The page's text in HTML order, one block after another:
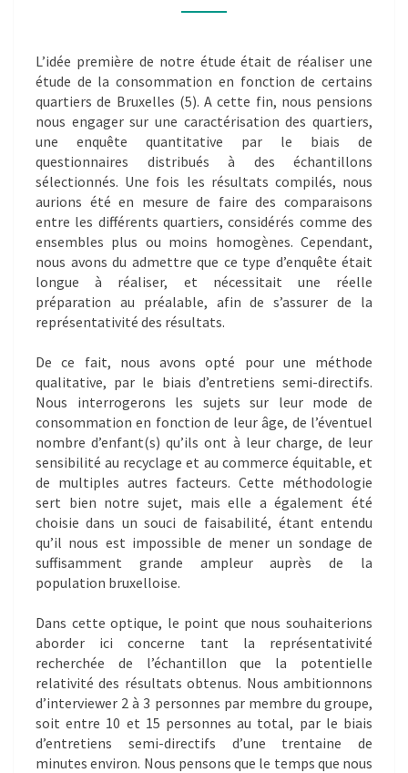
L’idée première de notre étude était de réaliser une
étude de la consommation en fonction de certains
quartiers de Bruxelles (5). A cette fin, nous pensions
nous engager sur une caractérisation des quartiers,
une enquête quantitative par le biais de
questionnaires distribués à des échantillons
sélectionnés. Une fois les résultats compilés, nous
aurions été en mesure de faire des comparaisons
entre les différents quartiers, considérés comme des
ensembles plus ou moins homogènes. Cependant,
nous avons du admettre que ce type d’enquête était
longue à réaliser, et nécessitait une réelle
préparation au préalable, afin de s’assurer de la
représentativité des résultats.
De ce fait, nous avons opté pour une méthode
qualitative, par le biais d’entretiens semi-directifs.
Nous interrogerons les sujets sur leur mode de
consommation en fonction de leur âge, de l’éventuel
nombre d’enfant(s) qu’ils ont à leur charge, de leur
sensibilité au recyclage et au commerce équitable, et
de multiples autres facteurs. Cette méthodologie
sert bien notre sujet, mais elle a également été
choisie dans un souci de faisabilité, étant entendu
qu’il nous est impossible de mener un sondage de
suffisamment grande ampleur auprès de la
population bruxelloise.
Dans cette optique, le point que nous souhaiterions
aborder ici concerne tant la représentativité
recherchée de l’échantillon que la potentielle
relativité des résultats obtenus. Nous ambitionnons
d’interviewer 2 à 3 personnes par membre du groupe,
soit entre 10 et 15 personnes au total, par le biais
d’entretiens semi-directifs d’une trentaine de
minutes environ. Nous pensons que le temps que nous